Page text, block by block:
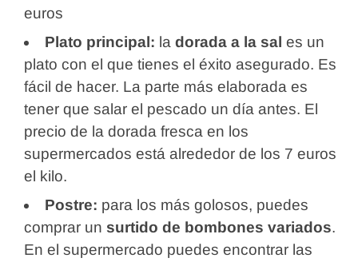
euros
Plato principal: la dorada a la sal es un
plato con el que tienes el éxito asegurado. Es
fácil de hacer. La parte más elaborada es
tener que salar el pescado un día antes. El
precio de la dorada fresca en los
supermercados está alrededor de los 7 euros
el kilo.
Postre: para los más golosos, puedes
comprar un surtido de bombones variados.
En el supermercado puedes encontrar las